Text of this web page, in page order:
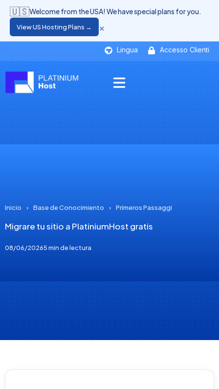
Lingua Accesso Clienti
🇺🇸Welcome from the USA! We have special plans for you.
View US Hosting Plans → ×
Inicio › Base de Conocimiento › Primeros Passaggi
Migrare tu sitio a PlatiniumHost gratis
08/06/20265 min de lectura